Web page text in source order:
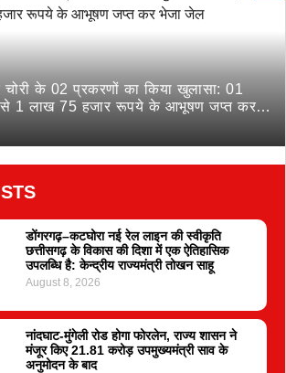
चोरी के 02 प्रकरणों का किया खुलासा: 01
से 1 लाख 75 हजार रूपये के आभूषण जप्त कर
डोंगरगढ़–कटघोरा नई रेल लाइन की स्वीकृति
छत्तीसगढ़ के विकास की दिशा में एक ऐतिहासिक
उपलब्धि है: केन्द्रीय राज्यमंत्री तोखन साहू
August 8, 2026
नांदघाट-मुंगेली रोड होगा फोरलेन, राज्य शासन ने
मंजूर किए 21.81 करोड़ उपमुख्यमंत्री साव के
अनुमोदन के बाद